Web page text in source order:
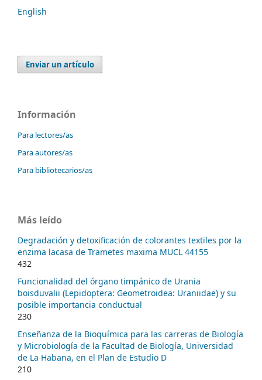
English
Enviar un artículo
Información
Para lectores/as
Para autores/as
Para bibliotecarios/as
Más leído
Degradación y detoxificación de colorantes textiles por la
enzima lacasa de Trametes maxima MUCL 44155
432
Funcionalidad del órgano timpánico de Urania
boisduvalii (Lepidoptera: Geometroidea: Uraniidae) y su
posible importancia conductual
230
Enseñanza de la Bioquímica para las carreras de Biología
y Microbiología de la Facultad de Biología, Universidad
de La Habana, en el Plan de Estudio D
210